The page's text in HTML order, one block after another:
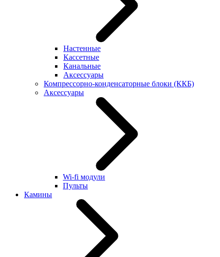
Настенные
Кассетные
Канальные
Аксессуары
Компрессорно-конденсаторные блоки (ККБ)
Аксессуары
Wi-fi модули
Пульты
Камины